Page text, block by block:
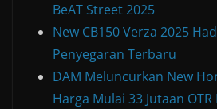
BeAT Street 2025
New CB150 Verza 2025
Penyegaran Terbaru
DAM Meluncurkan New
Harga Mulai 33 Jutaan